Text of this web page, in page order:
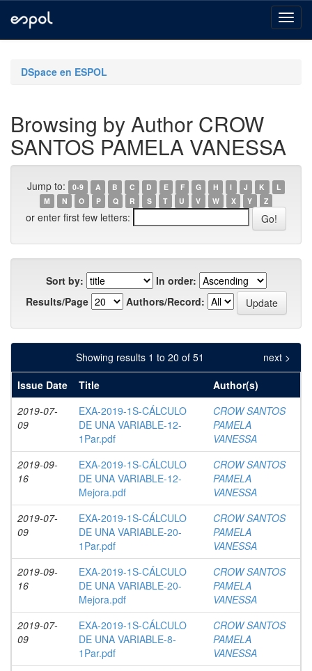
navigationDSpace en ESPOL
Browsing by Author CROW
SANTOS PAMELA VANESSA
Jump to: 0-9 A B C D E F G H I J K
L
M
N O P Q R S T U V W X Y Z
or enter first few letters:
Sort by:
In order:
Results/Page
Authors/Record:
Showing results 1 to 20 of 51
next >
Issue Date
Title
Author(s)
2019-07-
09
EXA-2019-1S-CÁLCULO
DE UNA VARIABLE-12-
1Par.pdf
CROW SANTOS
PAMELA
VANESSA
2019-09-
16
EXA-2019-1S-CÁLCULO
DE UNA VARIABLE-12-
Mejora.pdf
CROW SANTOS
PAMELA
VANESSA
2019-07-
09
EXA-2019-1S-CÁLCULO
DE UNA VARIABLE-20-
1Par.pdf
CROW SANTOS
PAMELA
VANESSA
2019-09-
16
EXA-2019-1S-CÁLCULO
DE UNA VARIABLE-20-
Mejora.pdf
CROW SANTOS
PAMELA
VANESSA
2019-07-
09
EXA-2019-1S-CÁLCULO
DE UNA VARIABLE-8-
1Par.pdf
CROW SANTOS
PAMELA
VANESSA